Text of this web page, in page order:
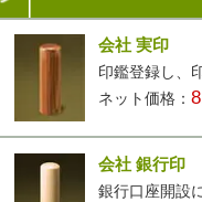
会社 実印
印鑑登録し、
ネット価格：
会社 銀行印
銀行口座開設